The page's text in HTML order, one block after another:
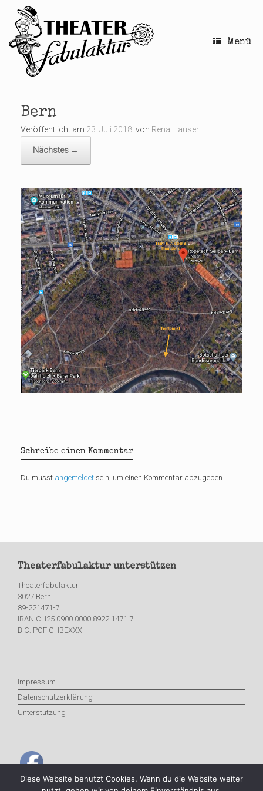
springen
Menü
Bern
Veröffentlicht am 23. Juli 2018 von Rena Hauser
Nächstes →
Schreibe einen Kommentar
Du musst angemeldet sein, um einen Kommentar abzugeben.
Theaterfabulaktur unterstützen
Theaterfabulaktur
3027 Bern
89-221471-7
IBAN CH25 0900 0000 8922 1471 7
BIC: POFICHBEXXX
Impressum
Datenschutzerklärung
Unterstützung
Diese Website benutzt Cookies. Wenn du die Website weiter